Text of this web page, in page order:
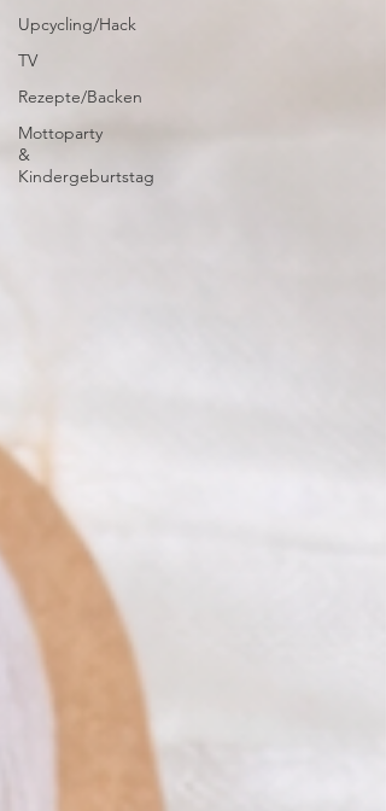
Upcycling/Hack
TV
Rezepte/Backen
Mottoparty
&
Kindergeburtstag